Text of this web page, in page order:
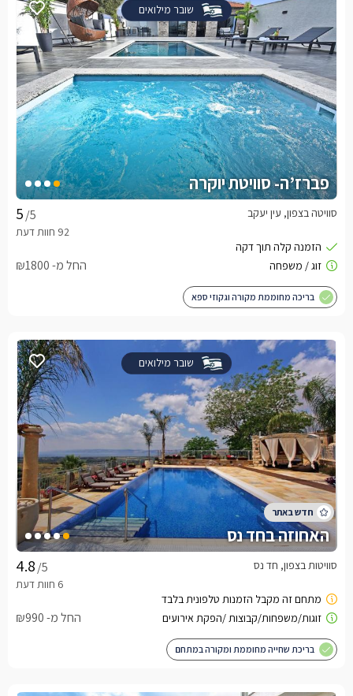
שובר מילואים
פברז’ה- סוויטת יוקרה
/5 סוויטה בצפון, עין יעקב
החל מ- ₪1800
בריכה מחוממת מקורה וגקוזי ספא
שובר מילואים
האחוזה בחד נס
/5 סוויטות בצפון, חד נס
החל מ- ₪990
בריכת שחייה מחוממת ומקורה במתחם